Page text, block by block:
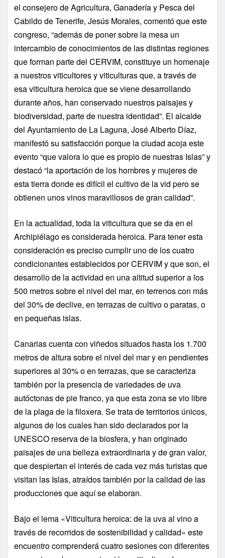
el consejero de Agricultura, Ganadería y Pesca del
Cabildo de Tenerife, Jesús Morales, comentó que este
congreso, “además de poner sobre la mesa un
intercambio de conocimientos de las distintas regiones
que forman parte del CERVIM, constituye un homenaje
a nuestros viticultores y viticulturas que, a través de
esa viticultura heroica que se viene desarrollando
durante años, han conservado nuestros paisajes y
biodiversidad, parte de nuestra identidad”. El alcalde
del Ayuntamiento de La Laguna, José Alberto Díaz,
manifestó su satisfacción porque la ciudad acoja este
evento “que valora lo que es propio de nuestras Islas” y
destacó “la aportación de los hombres y mujeres de
esta tierra donde es difícil el cultivo de la vid pero se
obtienen unos vinos maravillosos de gran calidad”.
En la actualidad, toda la viticultura que se da en el
Archipiélago es considerada heroica. Para tener esta
consideración es preciso cumplir uno de los cuatro
condicionantes establecidos por CERVIM y que son, el
desarrollo de la actividad en una altitud superior a los
500 metros sobre el nivel del mar, en terrenos con más
del 30% de declive, en terrazas de cultivo o paratas, o
en pequeñas islas.
Canarias cuenta con viñedos situados hasta los 1.700
metros de altura sobre el nivel del mar y en pendientes
superiores al 30% o en terrazas, que se caracteriza
también por la presencia de variedades de uva
autóctonas de pie franco, ya que esta zona se vio libre
de la plaga de la filoxera. Se trata de territorios únicos,
algunos de los cuales han sido declarados por la
UNESCO reserva de la biosfera, y han originado
paisajes de una belleza extraordinaria y de gran valor,
que despiertan el interés de cada vez más turistas que
visitan las Islas, atraídos también por la calidad de las
producciones que aquí se elaboran.
Bajo el lema «Viticultura heroica: de la uva al vino a
través de recorridos de sostenibilidad y calidad» este
encuentro comprenderá cuatro sesiones con diferentes